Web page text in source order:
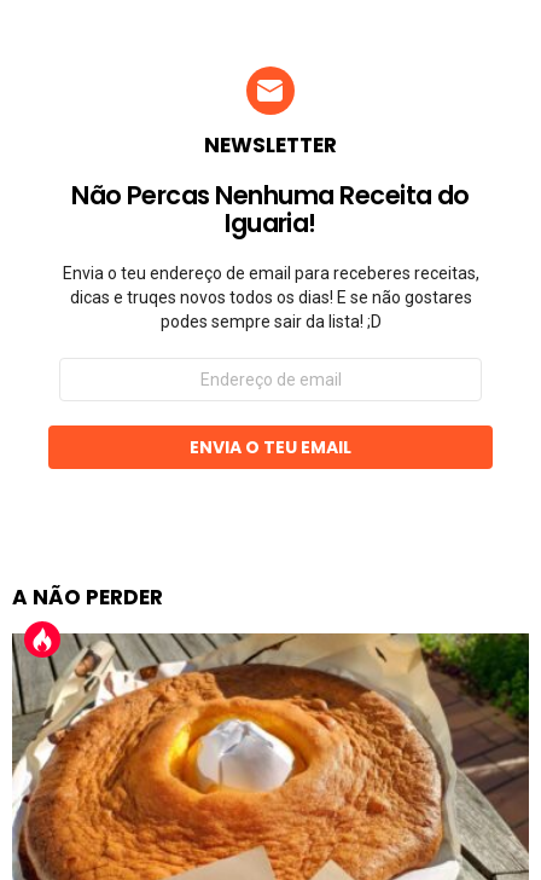
NEWSLETTER
Não Percas Nenhuma Receita do
Iguaria!
Envia o teu endereço de email para receberes receitas,
dicas e truqes novos todos os dias! E se não gostares
podes sempre sair da lista! ;D
Endereço
email
ENVIA O TEU EMAIL
A NÃO PERDER